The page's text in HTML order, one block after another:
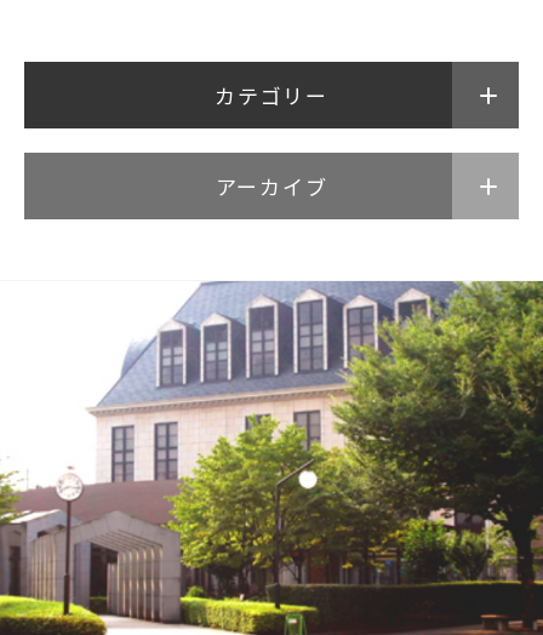
武蔵野学院
武蔵野学院大学大学院
武蔵野学院大学
附属幼稚園・保育園
カテゴリー
アーカイブ